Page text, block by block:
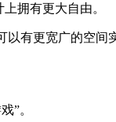
拥有更大自由。
有更宽广的空间
”。